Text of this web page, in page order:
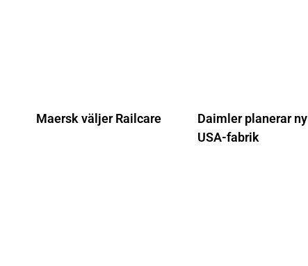
Maersk väljer Railcare
Daimler planerar ny
USA-fabrik